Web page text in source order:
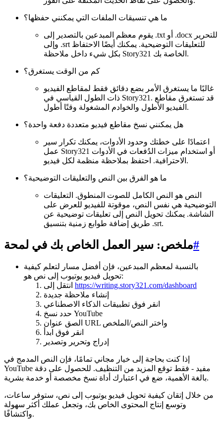
ما هي تنسيقات الملفات التي يمكنني حفظها؟
يقوم معظم المبدعين بالتصدير إلى .txt أو .docx للتحرير
وإلى .srt للتعليقات التوضيحية. يمكنك أيضًا الاحتفاظ
بكل شيء داخل ملاحظة Story321 الخاصة بك.
كم من الوقت يستغرق؟
غالبًا ما يستغرق الأمر بضع دقائق فقط لمقاطع الفيديو
ذات الطول القياسي في Story321. قد تستغرق مقاطع
الفيديو الأطول والخوادم المشغولة وقتًا أطول.
هل يمكنني نسخ مقاطع فيديو متعددة دفعة واحدة؟
اعتمادًا على خطتك وحدود الأدوات، يمكنك تكرار سير
عمل Story321 أو استخدام ميزات الدُفعات في الأدوات
الاحترافية. احتفظ بملاحظة منظمة لكل فيديو.
ما هو الفرق بين النص والتعليقات التوضيحية؟
النص هو النص الكامل للصوت المنطوق. التعليقات
التوضيحية هي نفس النص، موقوتة للفيديو للعرض على
الشاشة. يمكنك تحويل النص إلى تعليقات توضيحية عن
طريق إضافة طوابع زمنية بتنسيق .srt.
ملخص: سير العمل الخاص بك في لمحة#
بالنسبة لمعظم المبدعين، فإن أفضل مسار لتعلم كيفية
تحويل فيديو يوتيوب إلى نص هو:
https://writing.story321.com/dashboard
إنشاء ملاحظة جديدة
انقر فوق تطبيقات الذكاء الاصطناعي
حدد نسخ YouTube
الصق عنوان URL واختر النص/الملخص
انقر فوق ابدأ
إدراج وتحرير وتصدير
إذا كنت بحاجة إلى خيار مجاني تمامًا، فإن النص المدمج في
YouTube مفيد - فقط توقع المزيد من التنظيف. للحصول على دقة
بالغة الأهمية، ضع في اعتبارك أداة نسخ مخصصة أو خدمة بشرية.
من خلال إتقان كيفية تحويل فيديو يوتيوب إلى نص، ستوفر ساعات،
وتوسع إنتاج المحتوى الخاص بك، وتجعل عملك أكثر سهولة
واكتشافًا.